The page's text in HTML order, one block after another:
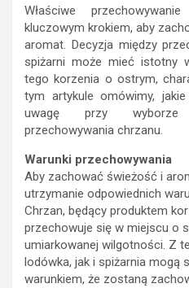
Właściwe
kluczowym krokiem, aby
aromat. Decyzja między
spiżarni może mieć istotny
tego korzenia o ostrym,
tym artykule omówimy,
uwagę przy wyborze
przechowywania chrzanu.
Warunki przechowywania
Aby zachować świeżość i
utrzymanie odpowiednich
Chrzan, będący produktem
przechowuje się w miejscu o
umiarkowanej wilgotności. Z
lodówka, jak i spiżarnia mogą
warunkiem, że zostaną